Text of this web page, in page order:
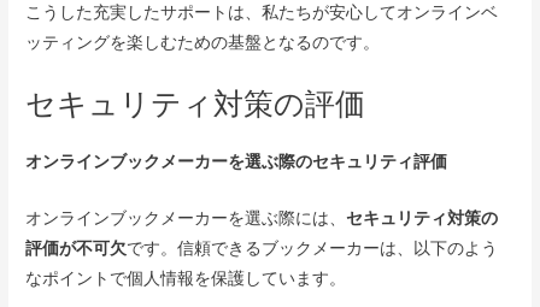
こうした充実したサポートは、私たちが安心してオンラインベ
ッティングを楽しむための基盤となるのです。
セキュリティ対策の評価
オンラインブックメーカーを選ぶ際のセキュリティ評価
オンラインブックメーカーを選ぶ際には、セキュリティ対策の
評価が不可欠です。信頼できるブックメーカーは、以下のよう
なポイントで個人情報を保護しています。